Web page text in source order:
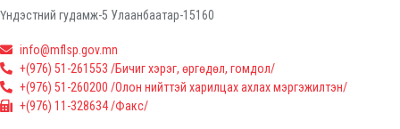
Үндэстний гудамж-5 Улаанбаатар-15160
info@mflsp.gov.mn
+(976) 51-261553 /Бичиг хэрэг, өргөдөл, гомдол/
+(976) 51-260200 /Олон нийттэй харилцах ахлах мэргэжилтэн/
+(976) 11-328634 /Факс/